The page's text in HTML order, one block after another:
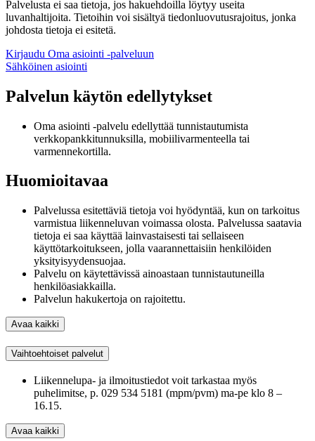
Palvelusta ei saa tietoja, jos hakuehdoilla löytyy useita
luvanhaltijoita. Tietoihin voi sisältyä tiedonluovutusrajoitus, jonka
johdosta tietoja ei esitetä.
Kirjaudu Oma asiointi -palveluun
Sähköinen asiointi
Palvelun käytön edellytykset
Oma asiointi -palvelu edellyttää tunnistautumista
verkkopankkitunnuksilla, mobiilivarmenteella tai
varmennekortilla.
Huomioitavaa
Palvelussa esitettäviä tietoja voi hyödyntää, kun on tarkoitus
varmistua liikenneluvan voimassa olosta. Palvelussa saatavia
tietoja ei saa käyttää lainvastaisesti tai sellaiseen
käyttötarkoitukseen, jolla vaarannettaisiin henkilöiden
yksityisyydensuojaa.
Palvelu on käytettävissä ainoastaan tunnistautuneilla
henkilöasiakkailla.
Palvelun hakukertoja on rajoitettu.
Avaa kaikki
Vaihtoehtoiset palvelut
Liikennelupa- ja ilmoitustiedot voit tarkastaa myös
puhelimitse, p. 029 534 5181 (mpm/pvm) ma-pe klo 8 –
16.15.
Avaa kaikki